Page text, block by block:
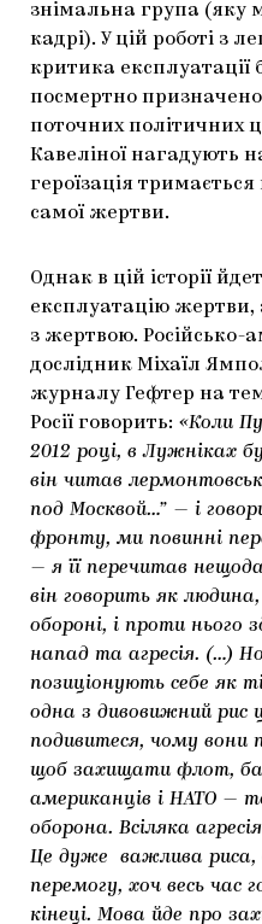
знімальна група (яку
кадрі). У цій роботі з
критика експлуатації
посмертно
поточних політичних
Кавеліної нагадують
героїзація
самої жертви.
Однак в цій історії
експлуатацію жертви,
з жертвою. Російсько-
дослідник Міхаїл
журналу Гефтер на
Росії говорить: «Коли
2012 році, в Лужніках
він читав
под Москвой…” — і
фронту, ми повинні
— я її перечитав
він говорить як
обороні, і проти нього
напад та агресія. (…)
позиціонують себе як
одна з дивовижний рис
подивитеся, чому вони
щоб захищати флот,
американців і НАТО —
оборона. Всіляка
Це дуже важлива риса,
перемогу, хоч весь час
кінеці. Мова йде про